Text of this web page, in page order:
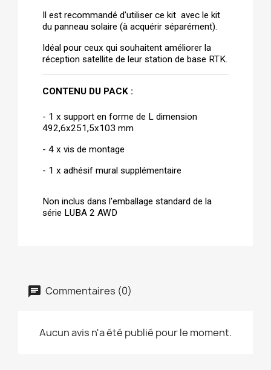
Il est recommandé d'utiliser ce kit  avec le kit
du panneau solaire (à acquérir séparément).
Idéal pour ceux qui souhaitent améliorer la
réception satellite de leur station de base RTK.
CONTENU DU PACK :
- 1 x support en forme de L dimension
492,6x251,5x103 mm
- 4 x vis de montage
- 1 x adhésif mural supplémentaire
Non inclus dans l'emballage standard de la
série LUBA 2 AWD
Commentaires (0)
Aucun avis n'a été publié pour le moment.